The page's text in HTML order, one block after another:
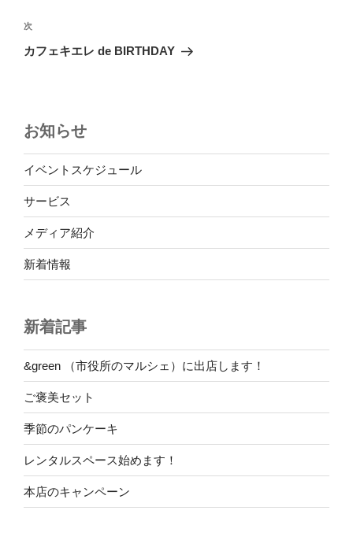
ビ
ゲ
ン
稿
次
の
次
カフェキエレ de BIRTHDAY
お知らせ
イベントスケジュール
サービス
メディア紹介
新着情報
新着記事
&green （市役所のマルシェ）に出店します！
ご褒美セット
季節のパンケーキ
レンタルスペース始めます！
本店のキャンペーン